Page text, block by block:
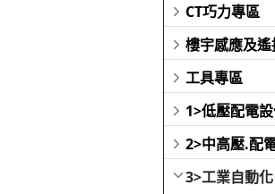
CT巧力專區
樓宇感應及
工具專區
1>低壓配電
2>中高壓.配
3>工業自動化